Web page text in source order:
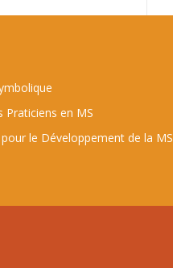
Praticiens en MS
le Développement de la MS